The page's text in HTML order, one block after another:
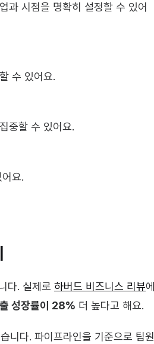
과 시점을 명확히 설정할 수 있어
수 있어요.
중할 수 있어요.
요.
다. 실제로 하버드 비즈니스 리뷰에
성장률이 28% 더 높다고 해요.
니다. 파이프라인을 기준으로 팀원